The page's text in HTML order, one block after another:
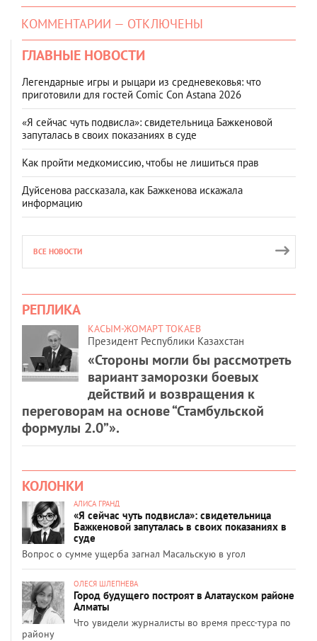
КОММЕНТАРИИ — ОТКЛЮЧЕНЫ
ГЛАВНЫЕ НОВОСТИ
Легендарные игры и рыцари из средневековья: что
приготовили для гостей Comic Con Astana 2026
«Я сейчас чуть подвисла»: свидетельница Бажкеновой
запуталась в своих показаниях в суде
Как пройти медкомиссию, чтобы не лишиться прав
Дуйсенова рассказала, как Бажкенова искажала
информацию
ВСЕ НОВОСТИ
РЕПЛИКА
КАСЫМ-ЖОМАРТ ТОКАЕВ
Президент Республики Казахстан
«Стороны могли бы рассмотреть
вариант заморозки боевых
действий и возвращения к
переговорам на основе “Стамбульской
формулы 2.0”».
КОЛОНКИ
АЛИСА ГРАНД
«Я сейчас чуть подвисла»: свидетельница
Бажкеновой запуталась в своих показаниях в
суде
Вопрос о сумме ущерба загнал Масальскую в угол
ОЛЕСЯ ШЛЕПНЕВА
Город будущего построят в Алатауском районе
Алматы
Что увидели журналисты во время пресс-тура по
району